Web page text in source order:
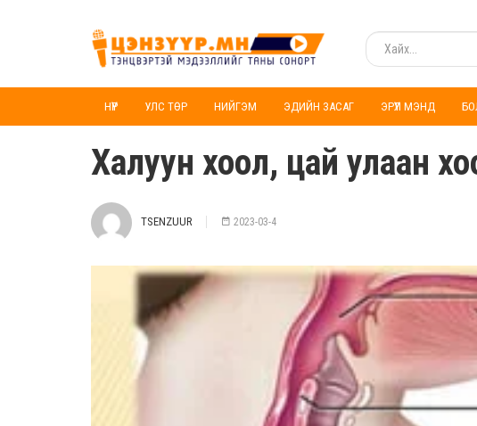
НҮҮР УЛС ТӨР НИЙГЭМ ЭДИЙН ЗАСАГ ЭРҮҮЛ МЭНД
Халуун хоол, цай улаан
TSENZUUR 2023-03-4